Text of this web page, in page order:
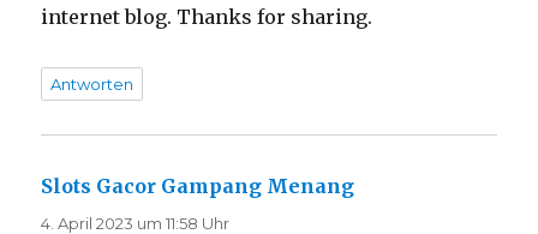
internet blog. Thanks for sharing.
Antworten
Slots Gacor Gampang Menang
4. April 2023 um 11:58 Uhr